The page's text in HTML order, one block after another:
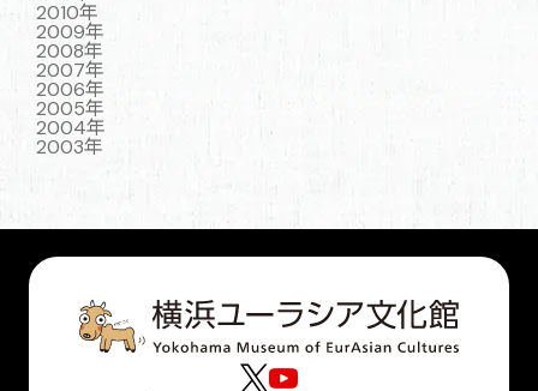
2010年
2009年
2008年
2007年
2006年
2005年
2004年
2003年